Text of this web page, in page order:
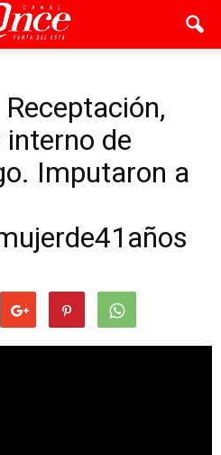
de
Imputaron a